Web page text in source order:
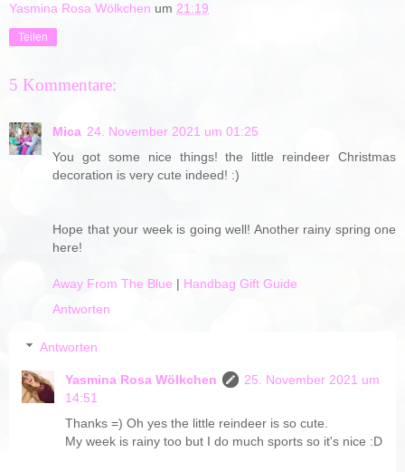
Yasmina Rosa Wölkchen um 21:19
Teilen
5 Kommentare:
Mica 24. November 2021 um 01:25
You got some nice things! the little reindeer Christmas
decoration is very cute indeed! :)
Hope that your week is going well! Another rainy spring one
here!
Away From The Blue | Handbag Gift Guide
Antworten
Antworten
Yasmina Rosa Wölkchen
25. November 2021 um
14:51
Thanks =) Oh yes the little reindeer is so cute.
My week is rainy too but I do much sports so it's nice :D